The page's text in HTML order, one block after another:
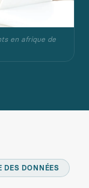
en afrique de
DONNÉES